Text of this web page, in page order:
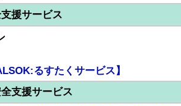
援サービス
るすたくサービス】
支援サービス